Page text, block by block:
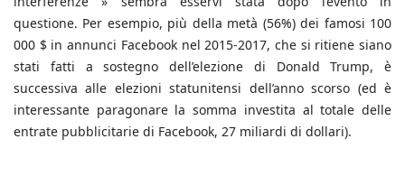
questione. Per esempio, più della metà (56%) dei famosi 100
000 $ in annunci Facebook nel 2015-2017, che si ritiene siano
stati fatti a sostegno dell’elezione di Donald Trump, è
successiva alle elezioni statunitensi dell’anno scorso (ed è
interessante paragonare la somma investita al totale delle
entrate pubblicitarie di Facebook, 27 miliardi di dollari).